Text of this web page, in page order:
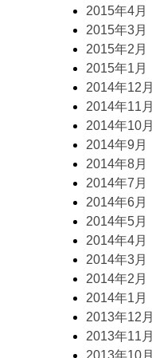
2015年4月
2015年3月
2015年2月
2015年1月
2014年12月
2014年11月
2014年10月
2014年9月
2014年8月
2014年7月
2014年6月
2014年5月
2014年4月
2014年3月
2014年2月
2014年1月
2013年12月
2013年11月